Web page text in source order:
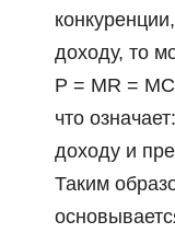
доходу, то
Р = MR =
что
доходу и
Таким